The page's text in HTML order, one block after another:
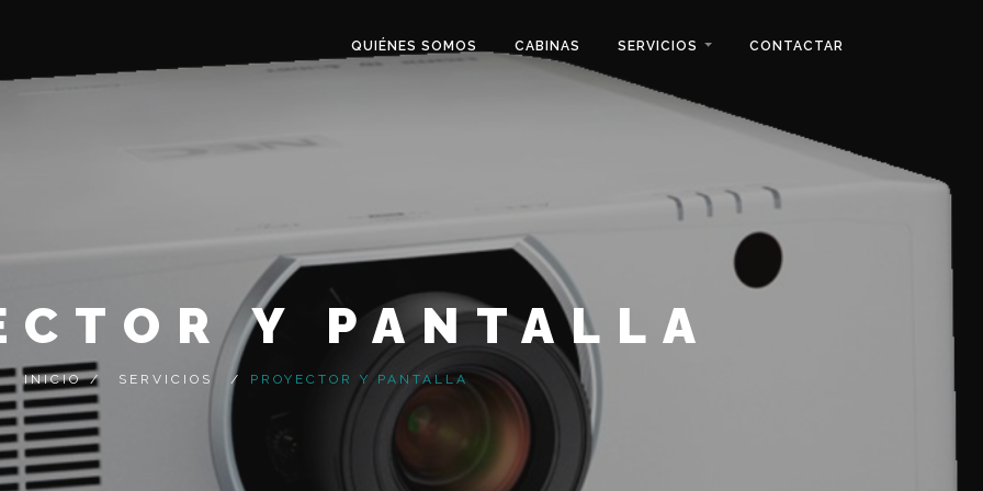
QUIÉNES SOMOS CABINAS SERVICIOS CONTACTAR
Y PANTALLA
INICIO / SERVICIOS / PROYECTOR Y PANTALLA